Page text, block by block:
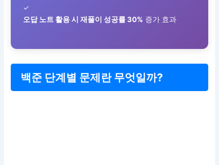
✓
오답 노트 활용 시 재풀이 성공률 30% 증가 효과
백준 단계별 문제란 무엇일까?